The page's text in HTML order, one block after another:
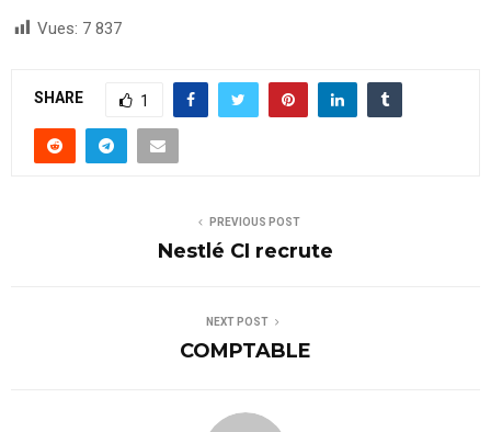
Vues: 7 837
SHARE 1
PREVIOUS POST
Nestlé CI recrute
NEXT POST
COMPTABLE